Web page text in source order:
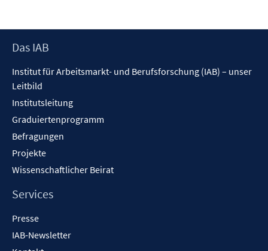
Footer
Das IAB
Institut für Arbeitsmarkt- und Berufsforschung (IAB) – unser
Leitbild
Institutsleitung
Graduiertenprogramm
Befragungen
Projekte
Wissenschaftlicher Beirat
Services
Presse
IAB-Newsletter